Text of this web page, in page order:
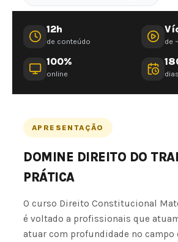
12h
de conteúdo de
100%
online
APRESENTAÇÃO
DOMINE DIREITO DO
PRÁTICA
O curso Direito Constitucional
é voltado a profissionais que
atuar com profundidade no campo